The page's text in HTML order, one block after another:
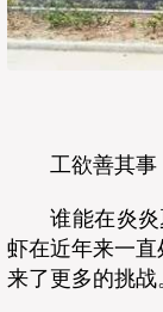
工欲善其事
谁能在炎
虾在近年来一
来了更多的挑战。